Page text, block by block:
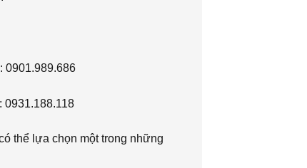
0901.989.686
0931.188.118
thể lựa chọn một trong những